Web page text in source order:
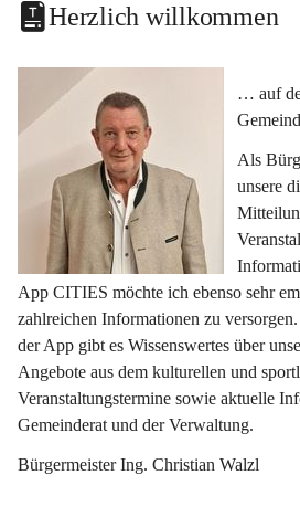
Herzlich willkommen
… auf
Als
unsere
App CITIES möchte ich ebenso sehr
zahlreichen Informationen zu
der App gibt es Wissenswertes über
Angebote aus dem kulturellen und
Veranstaltungstermine sowie aktuelle
Gemeinderat und der Verwaltung.
Bürgermeister Ing. Christian Walzl